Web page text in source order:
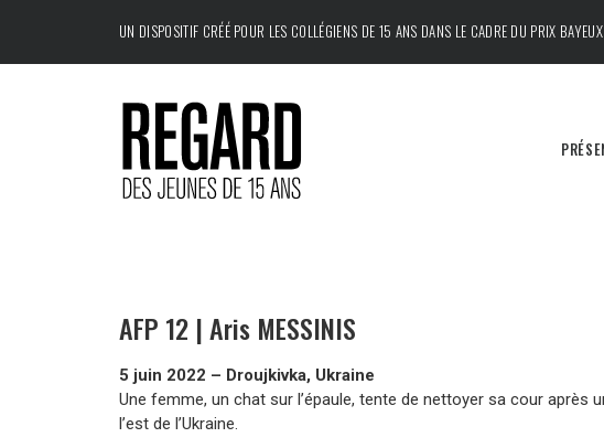
UN DISPOSITIF CRÉÉ POUR LES COLLÉGIENS DE 15 ANS DANS LE CADRE DU PRIX
AFP 12 | Aris MESSINIS
5 juin 2022 – Droujkivka, Ukraine
Une femme, un chat sur l’épaule, tente de nettoyer sa cour après
l’est de l’Ukraine.